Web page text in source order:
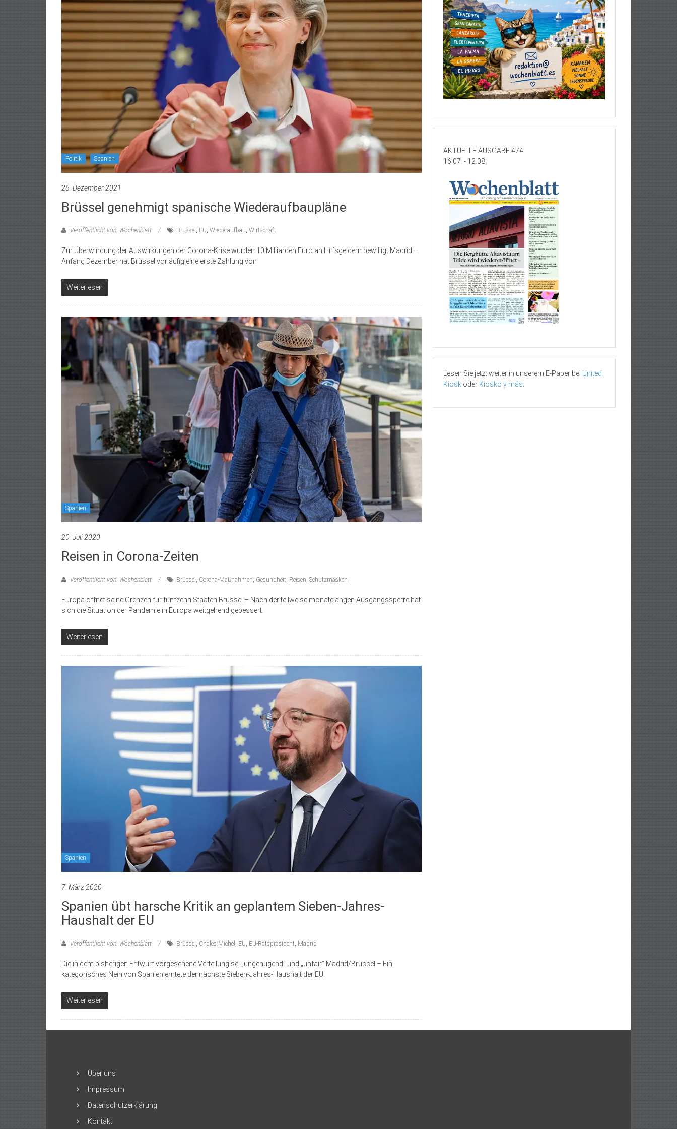
Politik Spanien
26. Dezember 2021
Brüssel genehmigt spanische Wiederaufbaupläne
Veröffentlicht von: Wochenblatt Brüssel EU Wiederaufbau Wirtschaft
Zur Überwindung der Auswirkungen der Corona-Krise wurden 10 Milliarden Euro an Hilfsgeldern bewilligt Madrid –
Anfang Dezember hat Brüssel vorläufig eine erste Zahlung von
Weiterlesen
Spanien
20. Juli 2020
Reisen in Corona-Zeiten
Veröffentlicht von: Wochenblatt Brüssel , Corona-Maßnahmen, Gesundheit, Reisen, Schutzmasken
Europa öffnet seine Grenzen für fünfzehn Staaten Brüssel – Nach der teilweise monatelangen Ausgangssperre hat
sich die Situation der Pandemie in Europa weitgehend gebessert.
Weiterlesen
Spanien
7. März 2020
Spanien übt harsche Kritik an geplantem Sieben-Jahres-
Haushalt der EU
Veröffentlicht von: Wochenblatt Brüssel Chales Michel EU EU-Ratspräsident Madrid
Die in dem bisherigen Entwurf vorgesehene Verteilung sei „ungenügend“ und „unfair“ Madrid/Brüssel – Ein
kategorisches Nein von Spanien erntete der nächste Sieben-Jahres-Haushalt der EU.
Weiterlesen
AKTUELLE AUSGABE 474
16.07. - 12.08.
Lesen Sie jetzt weiter in unserem E-Paper bei United
Kiosk oder Kiosko y más
Über uns
Impressum
Datenschutzerklärung
Kontakt